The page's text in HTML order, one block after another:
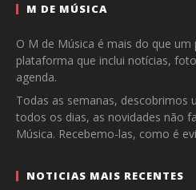
M DE MÚSICA
O M de Música é mais do que
plataforma que inclui notícias,
agenda.
Todas as semanas, descobrimos
todos os dias, as novidades não
Música. Recebemo-las, como é
NOTICIAS MAIS RECENTES